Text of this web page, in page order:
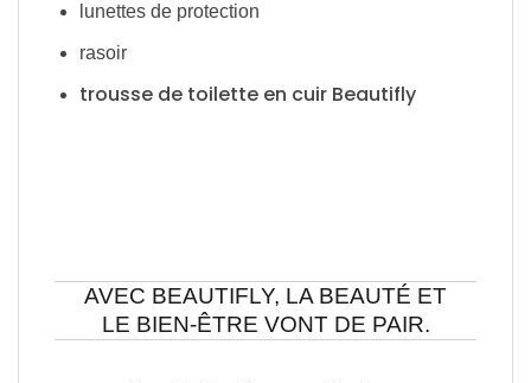
lunettes de protection
rasoir
trousse de toilette en cuir Beautifly
AVEC BEAUTIFLY, LA BEAUTÉ ET
LE BIEN-ÊTRE VONT DE PAIR.